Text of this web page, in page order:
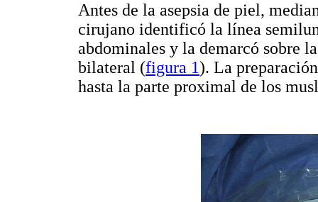
Antes de la asepsia de piel,
cirujano identificó la línea
abdominales y la demarcó sobre
bilateral (figura 1). La
hasta la parte proximal de los